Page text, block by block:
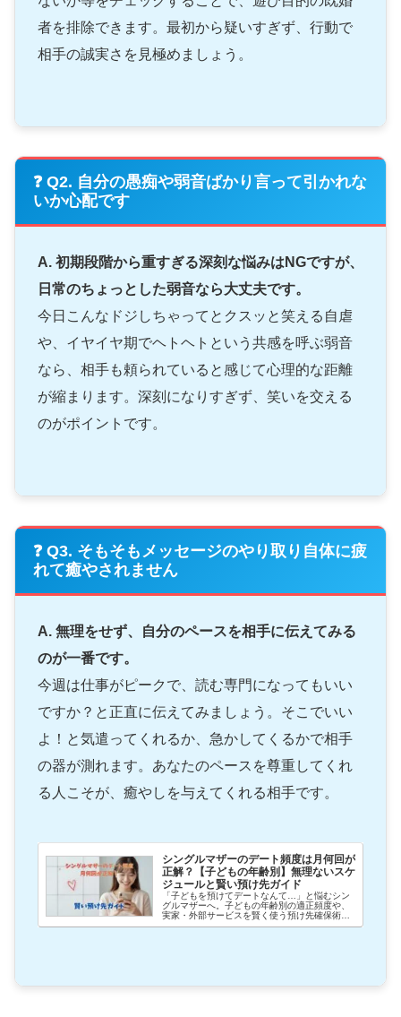
者を排除できます。最初から疑いすぎず、行動で
相手の誠実さを見極めましょう。
❓ Q2. 自分の愚痴や弱音ばかり言って引かれな
いか心配です
A. 初期段階から重すぎる深刻な悩みはNGですが、
日常のちょっとした弱音なら大丈夫です。
今日こんなドジしちゃってとクスッと笑える自虐
や、イヤイヤ期でヘトヘトという共感を呼ぶ弱音
なら、相手も頼られていると感じて心理的な距離
が縮まります。深刻になりすぎず、笑いを交える
のがポイントです。
❓ Q3. そもそもメッセージのやり取り自体に疲
れて癒やされません
A. 無理をせず、自分のペースを相手に伝えてみる
のが一番です。
今週は仕事がピークで、読む専門になってもいい
ですか？と正直に伝えてみましょう。そこでいい
よ！と気遣ってくれるか、急かしてくるかで相手
の器が測れます。あなたのペースを尊重してくれ
る人こそが、癒やしを与えてくれる相手です。
シングルマザーのデート頻度は月何回が
正解？【子どもの年齢別】無理ないスケ
ジュールと賢い預け先ガイド
「子どもを預けてデートなんて…」と悩むシン
グルマザーへ。子どもの年齢別の適正頻度や、
実家・外部サービスを賢く使う預け先確保術を
解説。母親と女性を使い分け、罪悪感なく彼と